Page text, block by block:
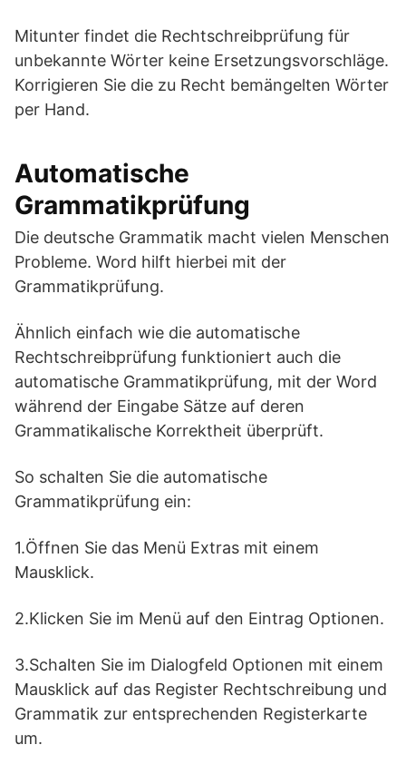
Mitunter findet die Rechtschreibprüfung für
unbekannte Wörter keine Ersetzungsvorschläge.
Korrigieren Sie die zu Recht bemängelten Wörter
per Hand.
Automatische
Grammatikprüfung
Die deutsche Grammatik macht vielen Menschen
Probleme. Word hilft hierbei mit der
Grammatikprüfung.
Ähnlich einfach wie die automatische
Rechtschreibprüfung funktioniert auch die
automatische Grammatikprüfung, mit der Word
während der Eingabe Sätze auf deren
Grammatikalische Korrektheit überprüft.
So schalten Sie die automatische
Grammatikprüfung ein:
1.Öffnen Sie das Menü Extras mit einem
Mausklick.
2.Klicken Sie im Menü auf den Eintrag Optionen.
3.Schalten Sie im Dialogfeld Optionen mit einem
Mausklick auf das Register Rechtschreibung und
Grammatik zur entsprechenden Registerkarte
um.